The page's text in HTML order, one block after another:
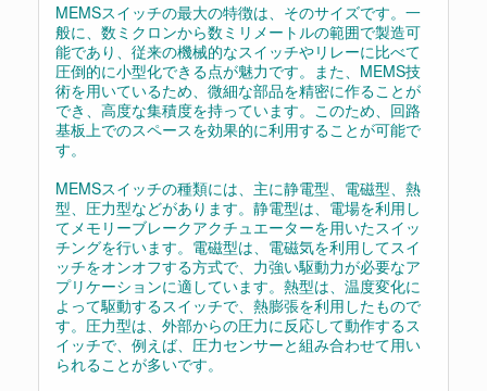
MEMSスイッチの最大の特徴は、そのサイズです。一
般に、数ミクロンから数ミリメートルの範囲で製造可
能であり、従来の機械的なスイッチやリレーに比べて
圧倒的に小型化できる点が魅力です。また、MEMS技
術を用いているため、微細な部品を精密に作ることが
でき、高度な集積度を持っています。このため、回路
基板上でのスペースを効果的に利用することが可能で
す。
MEMSスイッチの種類には、主に静電型、電磁型、熱
型、圧力型などがあります。静電型は、電場を利用し
てメモリーブレークアクチュエーターを用いたスイッ
チングを行います。電磁型は、電磁気を利用してスイ
ッチをオンオフする方式で、力強い駆動力が必要なア
プリケーションに適しています。熱型は、温度変化に
よって駆動するスイッチで、熱膨張を利用したもので
す。圧力型は、外部からの圧力に反応して動作するス
イッチで、例えば、圧力センサーと組み合わせて用い
られることが多いです。